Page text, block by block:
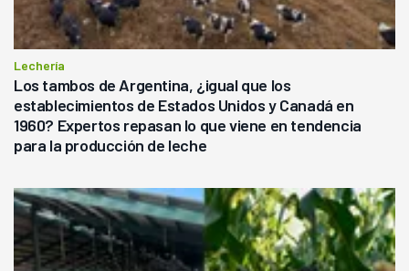
Lechería
Los tambos de Argentina, ¿igual que los
establecimientos de Estados Unidos y Canadá en
1960? Expertos repasan lo que viene en tendencia
para la producción de leche